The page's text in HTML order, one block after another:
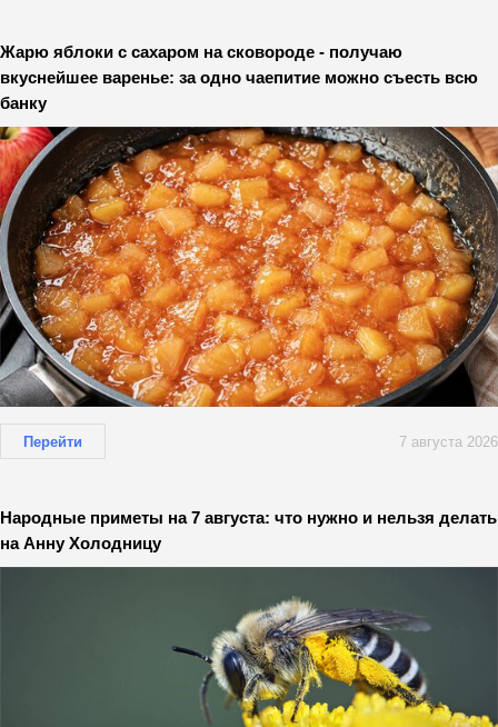
Жарю яблоки с сахаром на сковороде - получаю
вкуснейшее варенье: за одно чаепитие можно съесть всю
банку
Перейти 7 августа 2026
Народные приметы на 7 августа: что нужно и нельзя делать
на Анну Холодницу